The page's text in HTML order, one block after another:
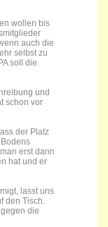
wollen bis
auch die
selbst zu
soll die
und
schon vor
der Platz
erst dann
hat und er
lasst uns
den Tisch.
die